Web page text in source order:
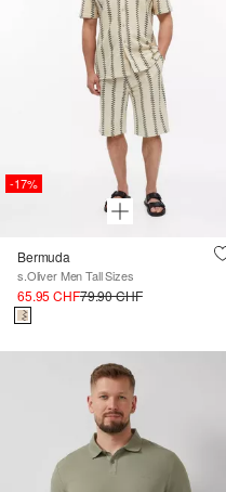
-17%
Bermuda
s.Oliver Men Tall Sizes
65.95 CHF79.90 CHF